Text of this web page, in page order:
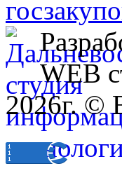
WEB
2026г. ©